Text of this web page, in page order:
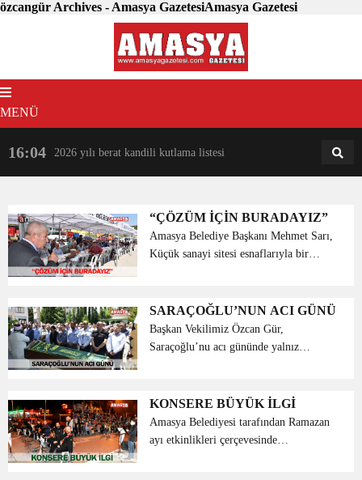
özcangür Archives - Amasya GazetesiAmasya Gazetesi
MENÜ
16:04 2026 yılı berat kandili kutlama listesi 18:31
“ÇÖZÜM İÇİN BURADAYIZ”
Amasya Belediye Başkanı Mehmet Sarı,
Küçük sanayi sitesi esnaflarıyla bir
Başkanı Mehmet Sarı, Küçük sanayi
sitesi esnafları i...
SARAÇOĞLU’NUN ACI GÜNÜ
Başkan Vekilimiz Özcan Gür,
Saraçoğlu’nu acı gününde yalnız
Adayı Serpil Saraçoğlu Hanımefendinin
annesi Neşever Saraçoğlu Hanım...
KONSERE BÜYÜK İLGİ
Amasya Belediyesi tarafından Ramazan
ayı etkinlikleri çerçevesinde